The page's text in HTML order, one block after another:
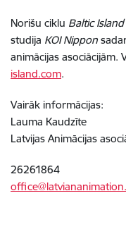
Norišu ciklu Baltic Island
studija KOI Nippon
animācijas asociācijām.
island.com.
Vairāk informācijas:
Lauma Kaudzīte
Latvijas Animācijas
26261864